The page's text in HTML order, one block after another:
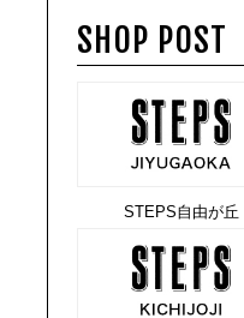
SHOP POST
STEPS自由が丘